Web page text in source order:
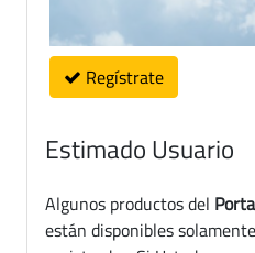
Regístrate
Estimado Usuario
Algunos productos del
están disponibles